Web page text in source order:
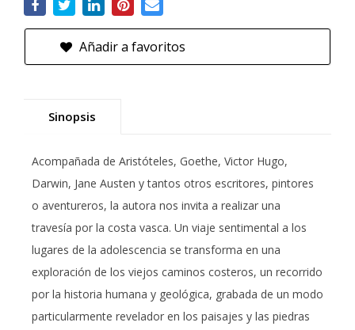
Añadir a favoritos
Sinopsis
Acompañada de Aristóteles, Goethe, Victor Hugo,
Darwin, Jane Austen y tantos otros escritores, pintores
o aventureros, la autora nos invita a realizar una
travesía por la costa vasca. Un viaje sentimental a los
lugares de la adolescencia se transforma en una
exploración de los viejos caminos costeros, un recorrido
por la historia humana y geológica, grabada de un modo
particularmente revelador en los paisajes y las piedras